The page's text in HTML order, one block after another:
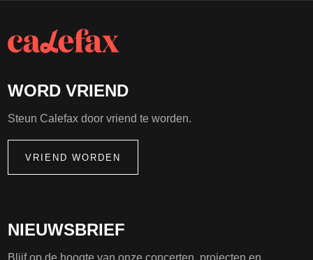
NIEUWSBRIEF
Blijf op de hoogte van onze concerten, projecten en
WORD VRIEND
Steun Calefax door vriend te worden.
VRIEND WORDEN